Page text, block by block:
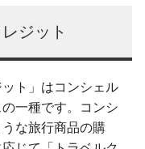
ジット
ット」はコンシェル
一種です。コンシ
な旅行商品の購